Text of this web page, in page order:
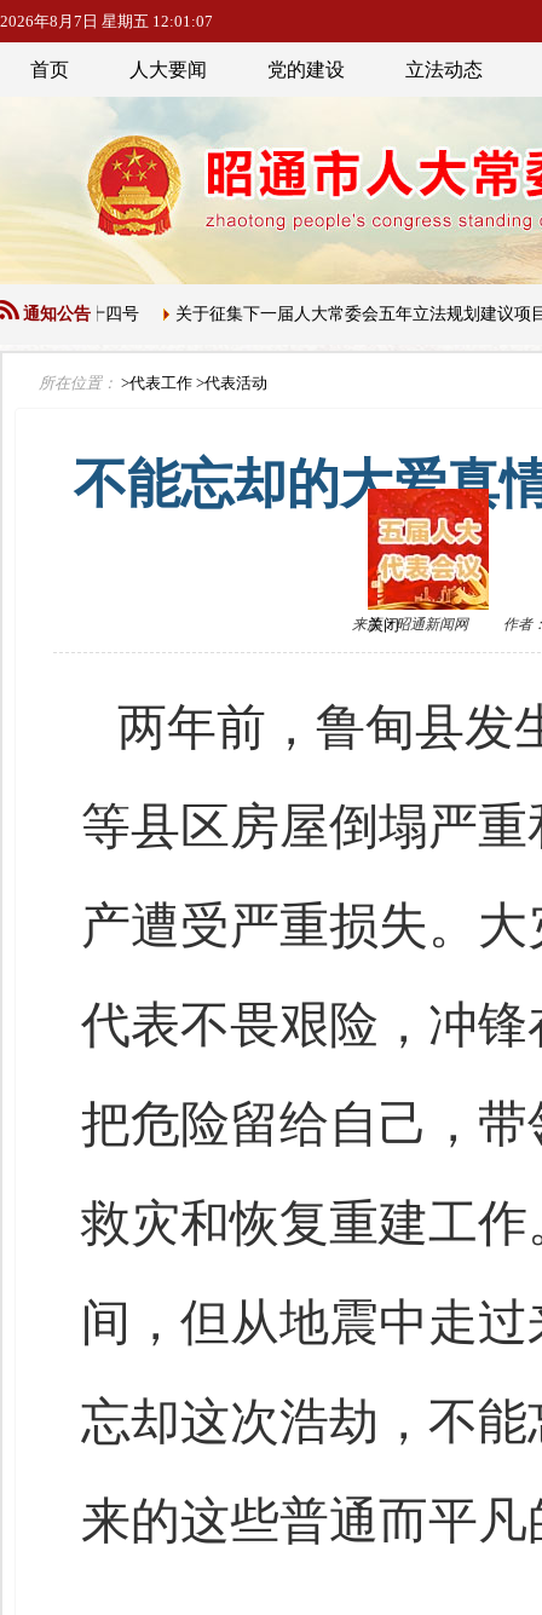
2026年8月7日 星期五 12:01:09
首页 人大要闻 党的建设 立法动态
通知公告
三十四号 关于征集下一届人大常委会五年立法规划建议项目的公告
所在位置： >代表工作 >代表活动
不能忘却的大爱真
来源：昭通新闻网 作者
两年前，鲁甸县发
等县区房屋倒塌严
产遭受严重损失。
代表不畏艰险，冲
把危险留给自己，
救灾和恢复重建工
间，但从地震中走
忘却这次浩劫，不
来的这些普通而平